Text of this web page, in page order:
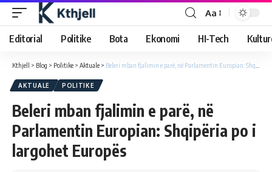
Aa
Editorial Politike Bota Ekonomi HI-Tech
Kthjell > Blog > Politike > Aktuale > Beleri mban fjalimin e parë, në Parlamentin Europian: Shqipëria po i largohet Europës
AKTUALE POLITIKE
Beleri mban fjalimin e parë, në
Parlamentin Europian: Shqipëria po i
largohet Europës